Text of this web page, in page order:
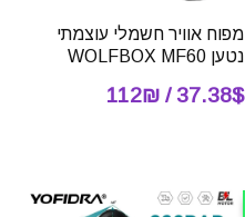
מפוח אוויר חשמלי עוצמתי
נטען WOLFBOX MF60
37.38$ / 112₪